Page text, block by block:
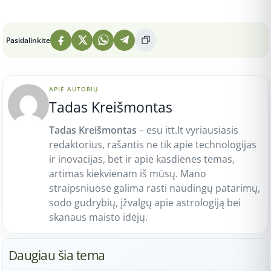
Pasidalinkite
APIE AUTORIŲ
Tadas Kreišmontas
Tadas Kreišmontas – esu itt.lt vyriausiasis
redaktorius, rašantis ne tik apie technologijas
ir inovacijas, bet ir apie kasdienes temas,
artimas kiekvienam iš mūsų. Mano
straipsniuose galima rasti naudingų patarimų,
sodo gudrybių, įžvalgų apie astrologiją bei
skanaus maisto idėjų.
Daugiau šia tema